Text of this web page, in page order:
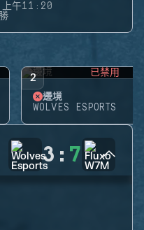
午11:20
2 已禁用
邊境
WOLVES ESPORTS
3 : 7